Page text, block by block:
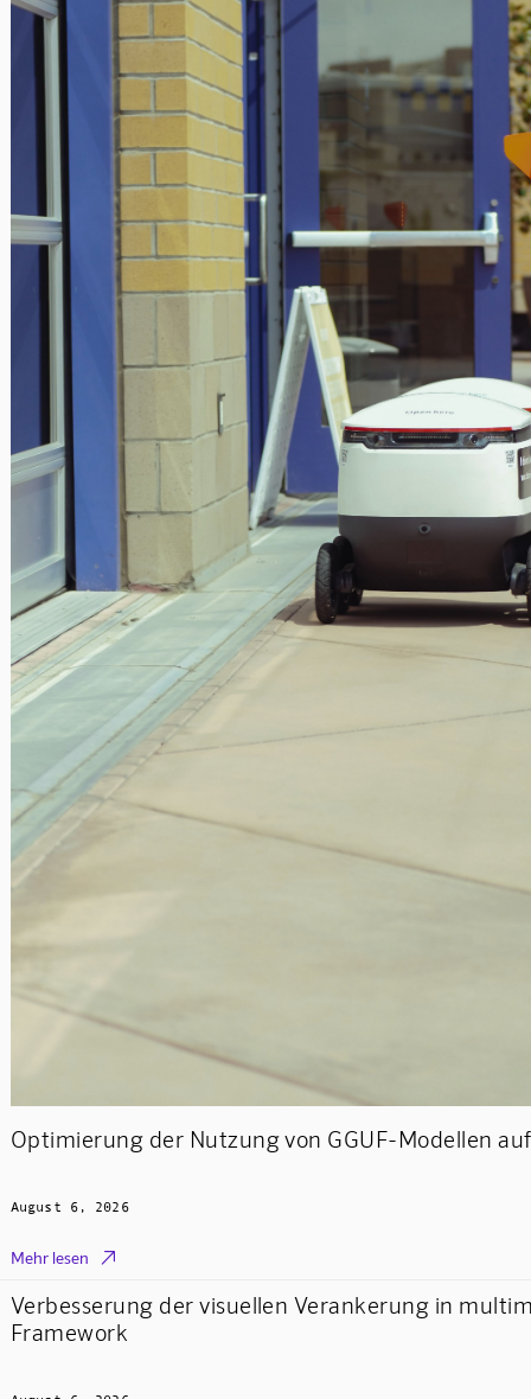
Optimierung der Nutzung von GGUF-Modellen
August 6, 2026
Mehr lesen 
Verbesserung der visuellen Verankerung in
Framework